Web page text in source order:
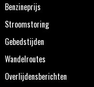
Benzineprijs
Stroomstoring
Gebedstijden
Wandelroutes
Overlijdensberichten